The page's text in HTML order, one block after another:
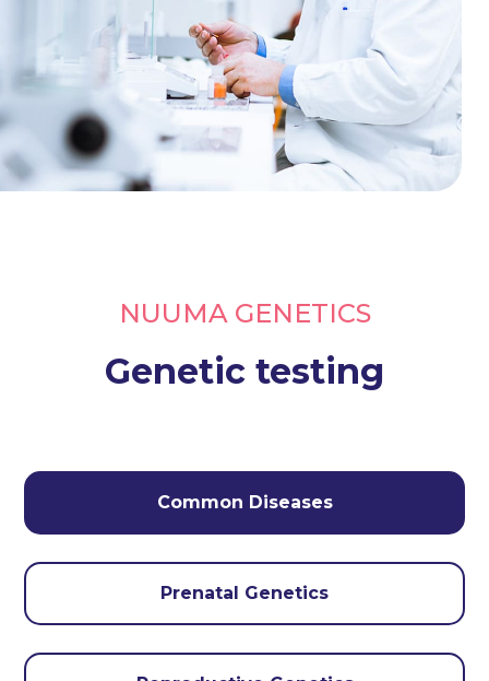
NUUMA GENETICS
Genetic testing
Common Diseases
Prenatal Genetics